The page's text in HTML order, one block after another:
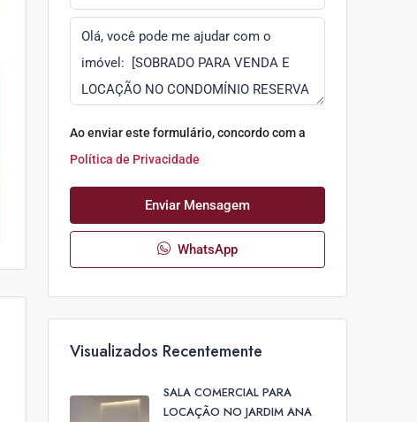
Ao enviar este formulário, concordo com a
Política de Privacidade
Enviar Mensagem
WhatsApp
Visualizados Recentemente
SALA COMERCIAL PARA
LOCAÇÃO NO JARDIM ANA